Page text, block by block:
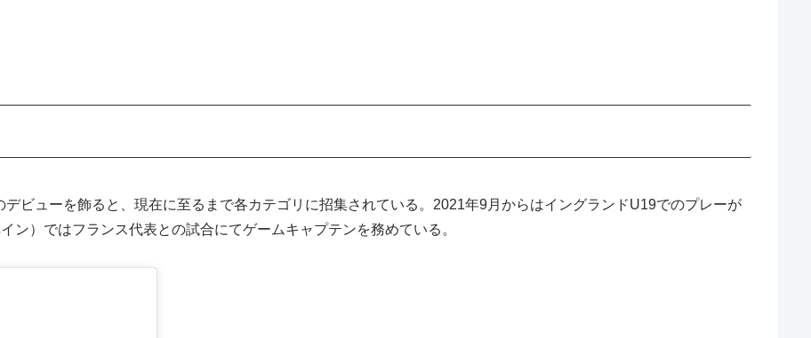
ビューを飾ると、現在に至るまで各カテゴリに招集されている。2021年9月からはイングランドU19でのプレーが
ン）ではフランス代表との試合にてゲームキャプテンを務めている。